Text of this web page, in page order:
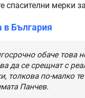
спасителни мерки
в България
обаче това
да се срещнат с
толкова по-малко
Панчев.